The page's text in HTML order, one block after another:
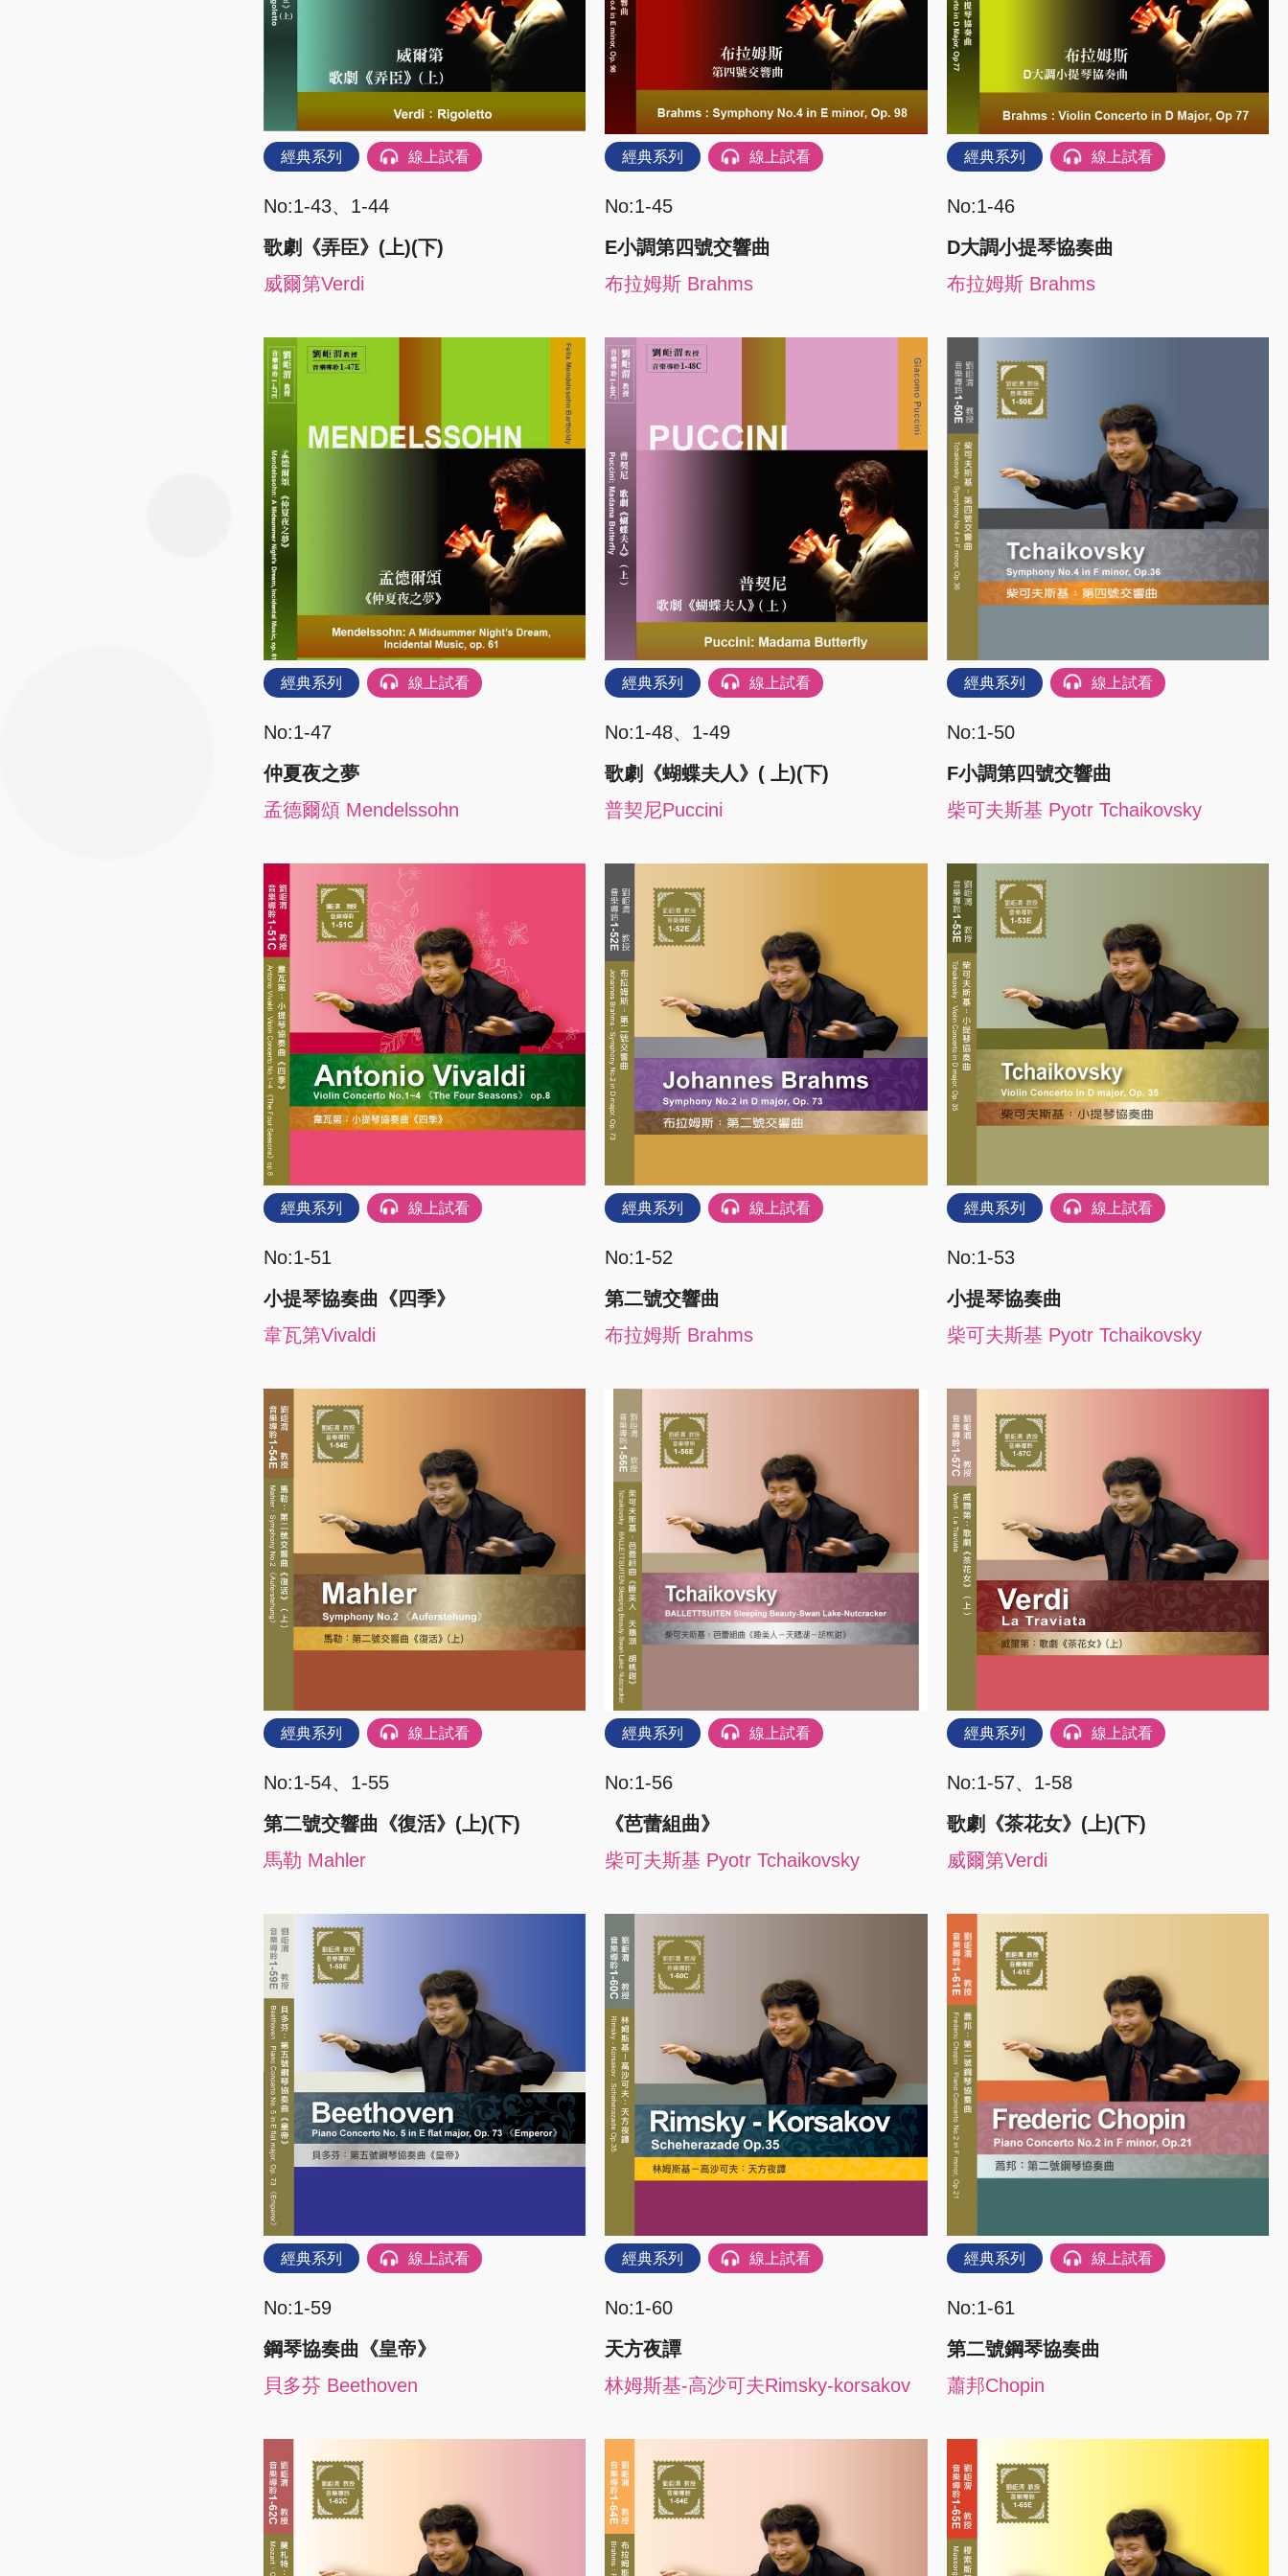
經典系列 線上試看
No:1-43、1-44
歌劇《弄臣》(上)(下)
威爾第Verdi
經典系列 線上試看
No:1-45
E小調第四號交響曲
布拉姆斯 Brahms
經典系列 線上試看
No:1-46
D大調小提琴協奏曲
布拉姆斯 Brahms
經典系列 線上試看
No:1-47
仲夏夜之夢
孟德爾頌 Mendelssohn
經典系列 線上試看
No:1-48、1-49
歌劇《蝴蝶夫人》( 上)(下)
普契尼Puccini
經典系列 線上試看
No:1-50
F小調第四號交響曲
柴可夫斯基 Pyotr Tchaikovsky
經典系列 線上試看
No:1-51
小提琴協奏曲《四季》
韋瓦第Vivaldi
經典系列 線上試看
No:1-52
第二號交響曲
布拉姆斯 Brahms
經典系列 線上試看
No:1-53
小提琴協奏曲
柴可夫斯基 Pyotr Tchaikovsky
經典系列 線上試看
No:1-54、1-55
第二號交響曲《復活》(上)(下)
馬勒 Mahler
經典系列 線上試看
No:1-56
《芭蕾組曲》
柴可夫斯基 Pyotr Tchaikovsky
經典系列 線上試看
No:1-57、1-58
歌劇《茶花女》(上)(下)
威爾第Verdi
經典系列 線上試看
No:1-59
鋼琴協奏曲《皇帝》
貝多芬 Beethoven
經典系列 線上試看
No:1-60
天方夜譚
林姆斯基-高沙可夫Rimsky-korsakov
經典系列 線上試看
No:1-61
第二號鋼琴協奏曲
蕭邦Chopin